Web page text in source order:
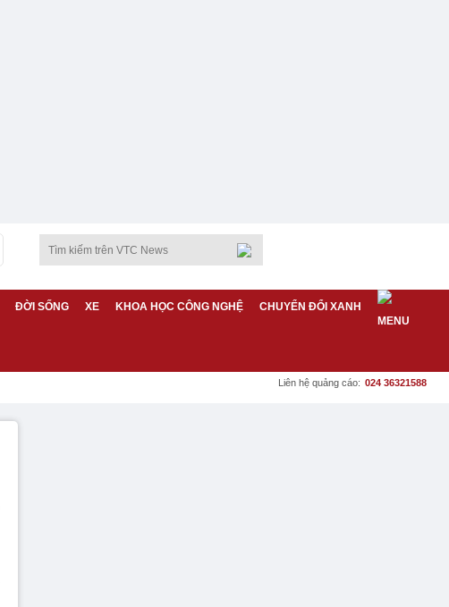
ĐỜI SỐNG XE KHOA HỌC CÔNG NGHỆ CHUYỂN ĐỔI XANH
Liên hệ quảng cáo: 024 36321588